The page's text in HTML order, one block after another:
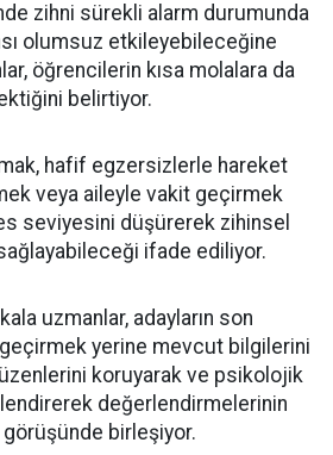
zihni sürekli alarm durumunda
olumsuz etkileyebileceğine
öğrencilerin kısa molalara da
belirtiyor.
hafif egzersizlerle hareket
veya aileyle vakit geçirmek
seviyesini düşürerek zihinsel
ifade ediliyor.
uzmanlar, adayların son
yerine mevcut bilgilerini
koruyarak ve psikolojik
değerlendirmelerinin
görüşünde birleşiyor.